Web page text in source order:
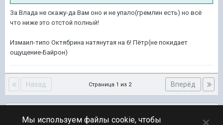
За Влада не скажу-да Вам оно и не упало(гремлин есть) но всё
что ниже это отстой полный!
Измаил-типо Октябрина натянутая на 6! Пётр(не покидает
ощущение-Байрон)
Назад Вперёд
Страница 1 из 2
Мы используем файлы cookie, чтобы